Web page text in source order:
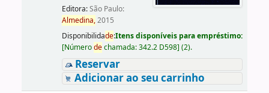
Editora:São Paulo:
Almedina,2015
Disponibilidade:Itens disponíveis para empréstimo:
[Númerodechamada:342.2 D598] (2).
Reservar
Adicionar ao seu carrinho